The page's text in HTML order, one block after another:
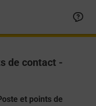
de contact -
et points de